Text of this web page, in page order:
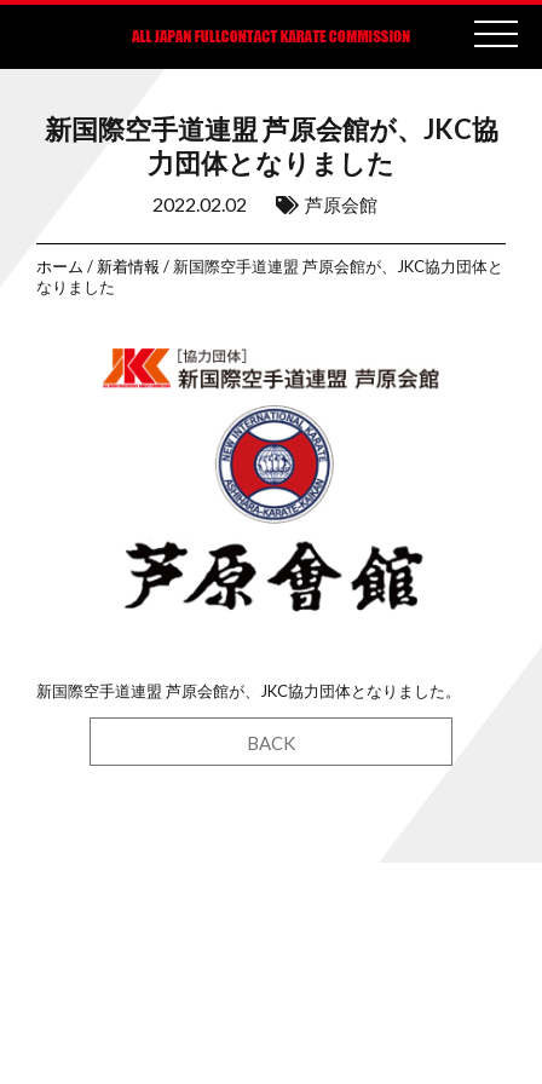
新国際空手道連盟 芦原会館が、JKC協
力団体となりました
2022.02.02 芦原会館
ホーム / 新着情報 / 新国際空手道連盟 芦原会館が、JKC協力団体と
なりました
新国際空手道連盟 芦原会館が、JKC協力団体となりました。
BACK